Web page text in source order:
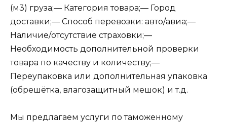
(м3) груза;— Категория товара;— Город
доставки;— Способ перевозки: авто/авиа;—
Наличие/отсутствие страховки;—
Необходимость дополнительной проверки
товара по качеству и количеству;—
Переупаковка или дополнительная упаковка
(обрешётка, влагозащитный мешок) и т.д.
Мы предлагаем услуги по таможенному